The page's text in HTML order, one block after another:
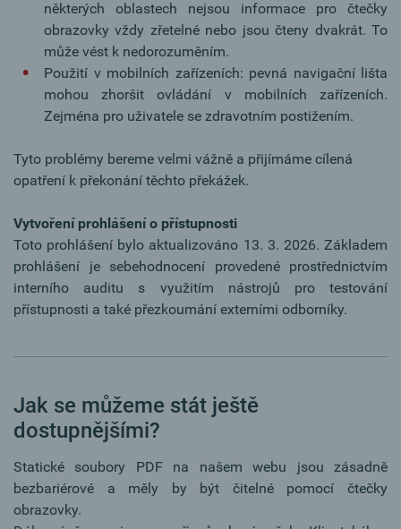
některých oblastech nejsou informace pro čtečky
obrazovky vždy zřetelné nebo jsou čteny dvakrát. To
může vést k nedorozuměním.
Použití v mobilních zařízeních: pevná navigační lišta
mohou zhoršit ovládání v mobilních zařízeních.
Zejména pro uživatele se zdravotním postižením.
Tyto problémy bereme velmi vážně a přijímáme cílená
opatření k překonání těchto překážek.
Vytvoření prohlášení o přístupnosti
Toto prohlášení bylo aktualizováno 13. 3. 2026. Základem
prohlášení je sebehodnocení provedené prostřednictvím
interního auditu s využitím nástrojů pro testování
přístupnosti a také přezkoumání externími odborníky.
Jak se můžeme stát ještě
dostupnějšími?
Statické soubory PDF na našem webu jsou zásadně
bezbariérové a měly by být čitelné pomocí čtečky
obrazovky.